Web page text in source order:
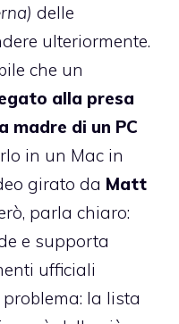
delle
ulteriormente.
che un
alla presa
madre di un PC
in un Mac in
girato da Matt
parla chiaro:
e supporta
ufficiali
la lista